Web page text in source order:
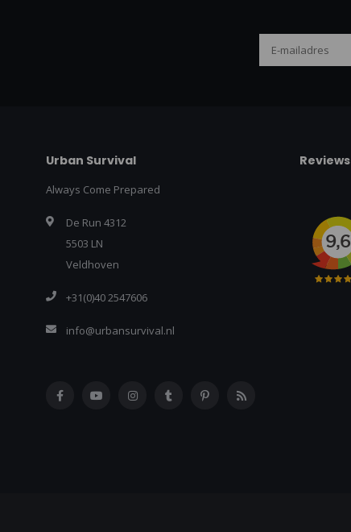
Urban Survival
Always Come Prepared
De Run 4312
5503 LN
Veldhoven
+31(0)40 2547606
info@urbansurvival.nl
Reviews